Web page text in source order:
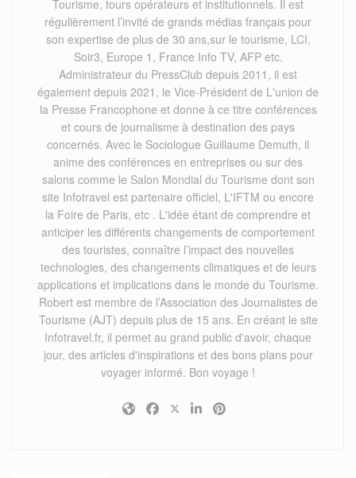
Tourisme, tours opérateurs et institutionnels. Il est
régulièrement l’invité de grands médias français pour
son expertise de plus de 30 ans,sur le tourisme, LCI,
Soir3, Europe 1, France Info TV, AFP etc.
Administrateur du PressClub depuis 2011, il est
également depuis 2021, le Vice-Président de L'union de
la Presse Francophone et donne à ce titre conférences
et cours de journalisme à destination des pays
concernés. Avec le Sociologue Guillaume Demuth, il
anime des conférences en entreprises ou sur des
salons comme le Salon Mondial du Tourisme dont son
site Infotravel est partenaire officiel, L'IFTM ou encore
la Foire de Paris, etc . L'idée étant de comprendre et
anticiper les différents changements de comportement
des touristes, connaître l’impact des nouvelles
technologies, des changements climatiques et de leurs
applications et implications dans le monde du Tourisme.
Robert est membre de l’Association des Journalistes de
Tourisme (AJT) depuis plus de 15 ans. En créant le site
Infotravel.fr, il permet au grand public d'avoir, chaque
jour, des articles d'inspirations et des bons plans pour
voyager informé. Bon voyage !